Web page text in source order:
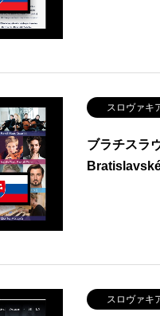
スロヴァキ
ブラチスラ
スロヴァキ